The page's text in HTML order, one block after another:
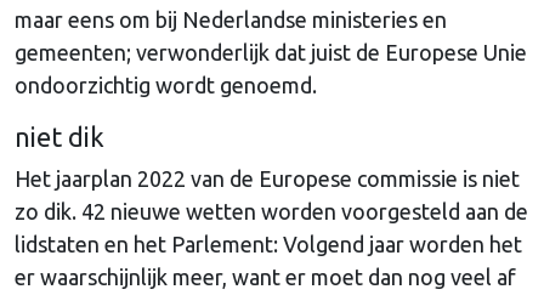
maar eens om bij Nederlandse ministeries en
gemeenten; verwonderlijk dat juist de Europese Unie
ondoorzichtig wordt genoemd.
niet dik
Het jaarplan 2022 van de Europese commissie is niet
zo dik. 42 nieuwe wetten worden voorgesteld aan de
lidstaten en het Parlement: Volgend jaar worden het
er waarschijnlijk meer, want er moet dan nog veel af